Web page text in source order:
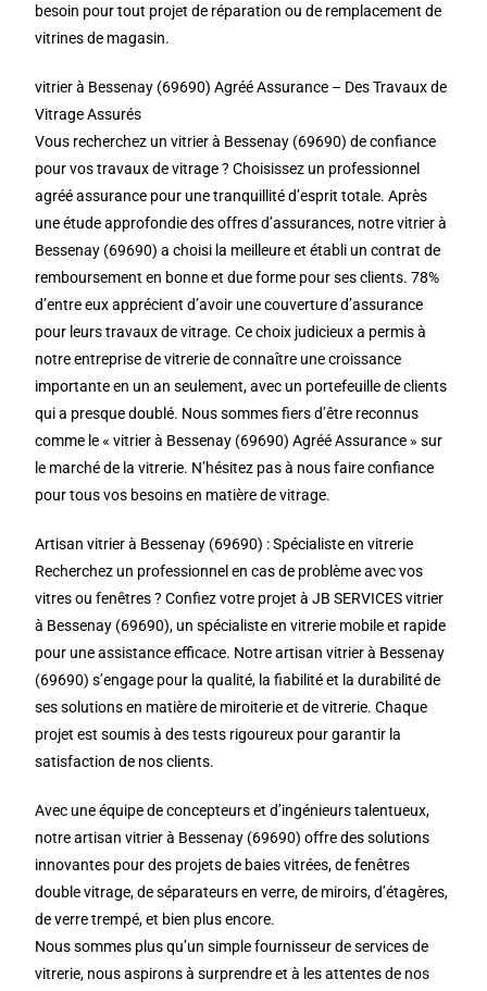
besoin pour tout projet de réparation ou de remplacement de
vitrines de magasin.
vitrier à Bessenay (69690) Agréé Assurance – Des Travaux de
Vitrage Assurés
Vous recherchez un vitrier à Bessenay (69690) de confiance
pour vos travaux de vitrage ? Choisissez un professionnel
agréé assurance pour une tranquillité d’esprit totale. Après
une étude approfondie des offres d’assurances, notre vitrier à
Bessenay (69690) a choisi la meilleure et établi un contrat de
remboursement en bonne et due forme pour ses clients. 78%
d’entre eux apprécient d’avoir une couverture d’assurance
pour leurs travaux de vitrage. Ce choix judicieux a permis à
notre entreprise de vitrerie de connaître une croissance
importante en un an seulement, avec un portefeuille de clients
qui a presque doublé. Nous sommes fiers d’être reconnus
comme le « vitrier à Bessenay (69690) Agréé Assurance » sur
le marché de la vitrerie. N’hésitez pas à nous faire confiance
pour tous vos besoins en matière de vitrage.
Artisan vitrier à Bessenay (69690) : Spécialiste en vitrerie
Recherchez un professionnel en cas de problème avec vos
vitres ou fenêtres ? Confiez votre projet à JB SERVICES vitrier
à Bessenay (69690), un spécialiste en vitrerie mobile et rapide
pour une assistance efficace. Notre artisan vitrier à Bessenay
(69690) s’engage pour la qualité, la fiabilité et la durabilité de
ses solutions en matière de miroiterie et de vitrerie. Chaque
projet est soumis à des tests rigoureux pour garantir la
satisfaction de nos clients.
Avec une équipe de concepteurs et d’ingénieurs talentueux,
notre artisan vitrier à Bessenay (69690) offre des solutions
innovantes pour des projets de baies vitrées, de fenêtres
double vitrage, de séparateurs en verre, de miroirs, d’étagères,
de verre trempé, et bien plus encore.
Nous sommes plus qu’un simple fournisseur de services de
vitrerie, nous aspirons à surprendre et à les attentes de nos